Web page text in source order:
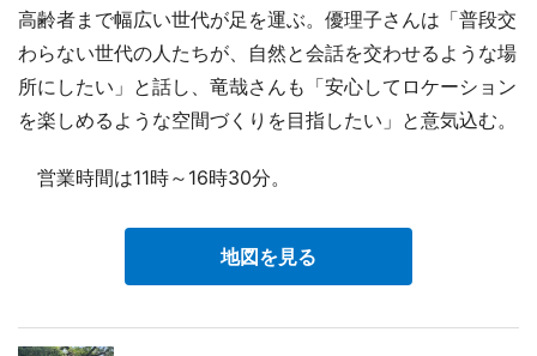
高齢者まで幅広い世代が足を運ぶ。優理子さんは「普段交
わらない世代の人たちが、自然と会話を交わせるような場
所にしたい」と話し、竜哉さんも「安心してロケーション
を楽しめるような空間づくりを目指したい」と意気込む。
営業時間は11時～16時30分。
地図を見る